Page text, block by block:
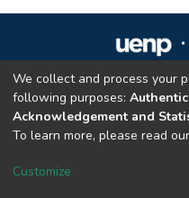
Repositório
Cookie settings
Privacy policy |
We collect and process your
following purposes:
Acknowledgement and
To learn more, please read our
Customize